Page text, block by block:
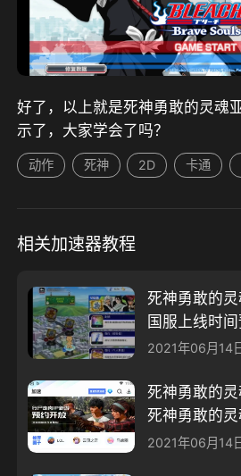
好了，以上就是死神勇敢的灵魂
示了，大家学会了吗？
动作 死神 2D 卡通
相关加速器教程
死神勇敢的
国服上线时间
2021年06月14
死神勇敢的
死神勇敢的
2021年06月14